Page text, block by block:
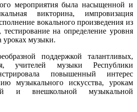
мероприятия была насыщенной и
викторина, импровизация
вокального произведения из
тестирование на определение уровня
уроках музыки.
поддержкой талантливых,
учителей музыки Республики
повышенный интерес
музыкального искусства, урокам
и внешкольной музыкальной